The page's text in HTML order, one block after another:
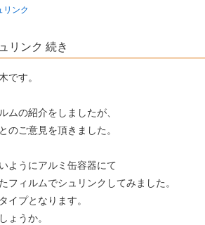
リンク
リンク 続き
です。
ムの紹介をしましたが、
のご意見を頂きました。
ようにアルミ缶容器にて
フィルムでシュリンクしてみました。
イプとなります。
ょうか。